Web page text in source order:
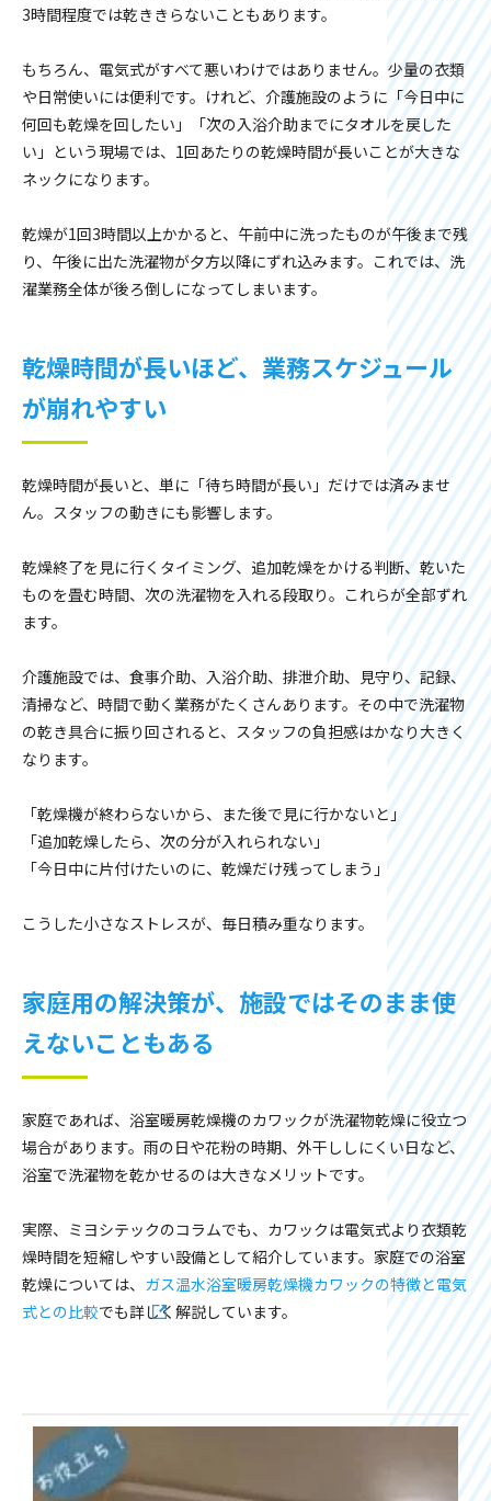
3時間程度では乾ききらないこともあります。
もちろん、電気式がすべて悪いわけではありません。少量の衣類
や日常使いには便利です。けれど、介護施設のように「今日中に
何回も乾燥を回したい」「次の入浴介助までにタオルを戻した
い」という現場では、1回あたりの乾燥時間が長いことが大きな
ネックになります。
乾燥が1回3時間以上かかると、午前中に洗ったものが午後まで残
り、午後に出た洗濯物が夕方以降にずれ込みます。これでは、洗
濯業務全体が後ろ倒しになってしまいます。
乾燥時間が長いほど、業務スケジュール
が崩れやすい
乾燥時間が長いと、単に「待ち時間が長い」だけでは済みませ
ん。スタッフの動きにも影響します。
乾燥終了を見に行くタイミング、追加乾燥をかける判断、乾いた
ものを畳む時間、次の洗濯物を入れる段取り。これらが全部ずれ
ます。
介護施設では、食事介助、入浴介助、排泄介助、見守り、記録、
清掃など、時間で動く業務がたくさんあります。その中で洗濯物
の乾き具合に振り回されると、スタッフの負担感はかなり大きく
なります。
「乾燥機が終わらないから、また後で見に行かないと」
「追加乾燥したら、次の分が入れられない」
「今日中に片付けたいのに、乾燥だけ残ってしまう」
こうした小さなストレスが、毎日積み重なります。
家庭用の解決策が、施設ではそのまま使
えないこともある
家庭であれば、浴室暖房乾燥機のカワックが洗濯物乾燥に役立つ
場合があります。雨の日や花粉の時期、外干ししにくい日など、
浴室で洗濯物を乾かせるのは大きなメリットです。
実際、ミヨシテックのコラムでも、カワックは電気式より衣類乾
燥時間を短縮しやすい設備として紹介しています。家庭での浴室
乾燥については、 ガス温水浴室暖房乾燥機カワックの特徴と電気
式との比較でも詳しく解説しています。